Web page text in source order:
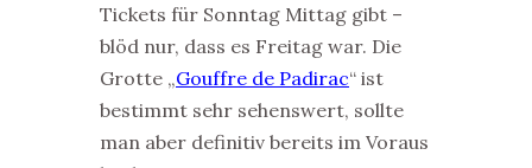
Tickets für Sonntag Mittag gibt –
blöd nur, dass es Freitag war. Die
Grotte „Gouffre de Padirac“ ist
bestimmt sehr sehenswert, sollte
man aber definitiv bereits im Voraus